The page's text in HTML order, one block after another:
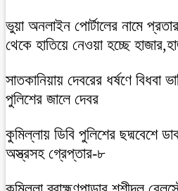
ভুয়া অনলাইন পোর্টালের নামে
থেকে হাতিয়ে নেওয়া হচ্ছে
সাতকানিয়ায় দেবরের ধর্ষণে বিধবা
পুলিশের জালে দেবর
কুমিল্লায় ডিবি পুলিশের ছদ্মবেশে
অস্ত্রসহ গ্রেপ্তার-৮